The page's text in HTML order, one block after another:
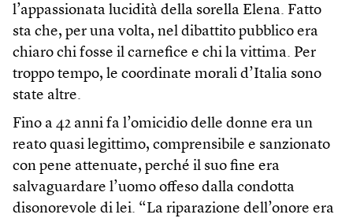
l’appassionata lucidità della sorella Elena. Fatto
sta che, per una volta, nel dibattito pubblico era
chiaro chi fosse il carnefice e chi la vittima. Per
troppo tempo, le coordinate morali d’Italia sono
state altre.
Fino a 42 anni fa l’omicidio delle donne era un
reato quasi legittimo, comprensibile e sanzionato
con pene attenuate, perché il suo fine era
salvaguardare l’uomo offeso dalla condotta
disonorevole di lei. “La riparazione dell’onore era